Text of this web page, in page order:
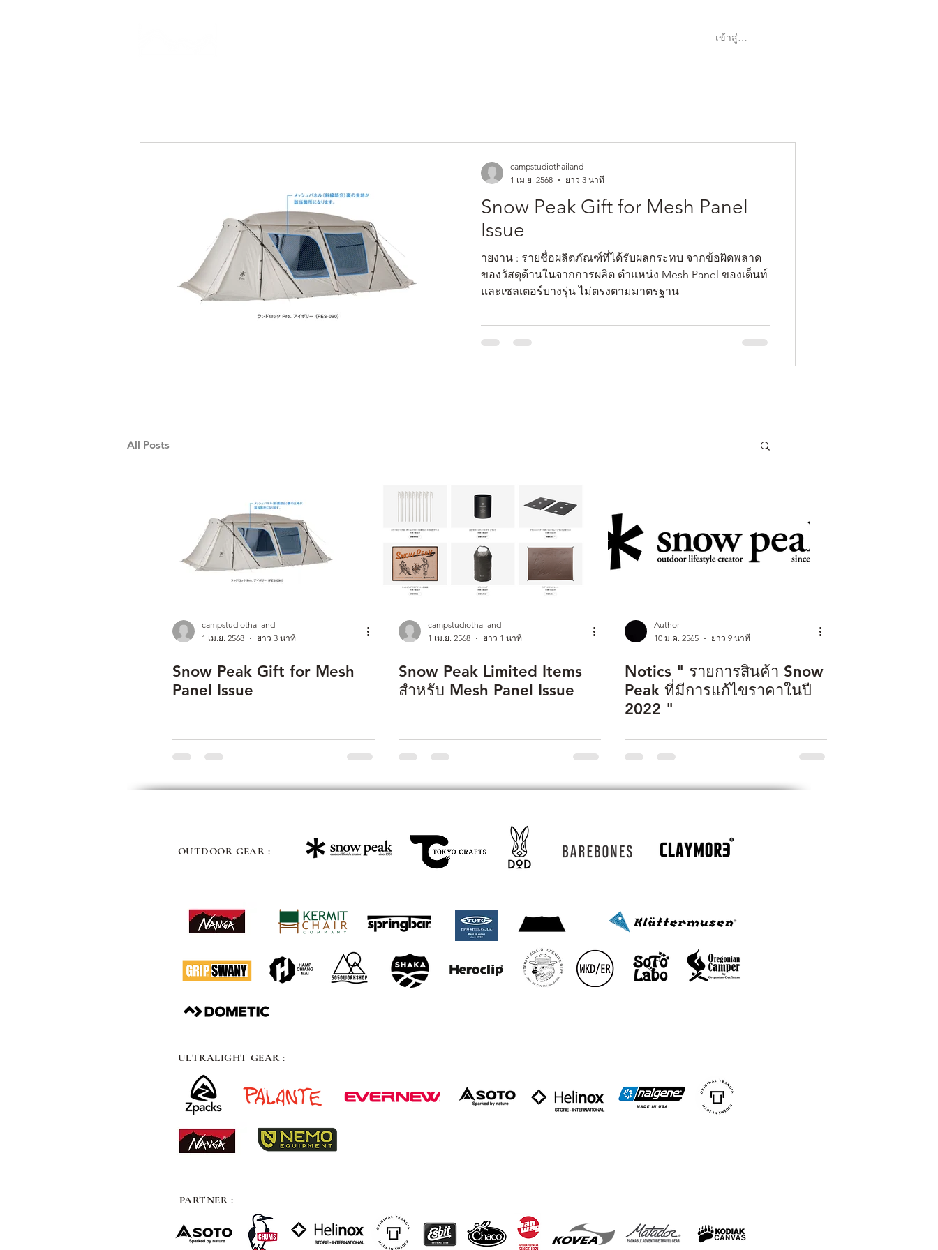
เข้าสู่ระบบ
Snow Peak Gift for Mesh Panel
Issue
ายงาน : รายชื่อผลิตภัณฑ์ที่ได้รับผลกระทบ จากข้อผิดพลาด
ของวัสดุด้านในจากการผลิต ตำแหน่ง Mesh Panel ของเต็นท์
และเซลเตอร์บางรุ่น ไม่ตรงตามมาตรฐาน
campstudiothailand
1 เม.ย. 2568
ยาว 3 นาที
All Posts
campstudiothailand
1 เม.ย. 2568
ยาว 3 นาที
Snow Peak Gift for Mesh
Panel Issue
campstudiothailand
1 เม.ย. 2568
ยาว 1 นาที
Snow Peak Limited Items
สำหรับ Mesh Panel Issue
Author
10 ม.ค. 2565
ยาว 9 นาที
Notics " รายการสินค้า Snow
Peak ที่มีการแก้ไขราคาในปี
2022 "
OUTDOOR GEAR :
ULTRALIGHT GEAR :
PARTNER :